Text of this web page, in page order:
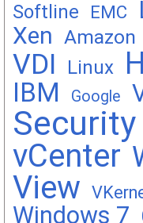
Softline EMC
Xen Amazon
VDI Linux
IBM Google
Security
vCenter
View
Windows 7